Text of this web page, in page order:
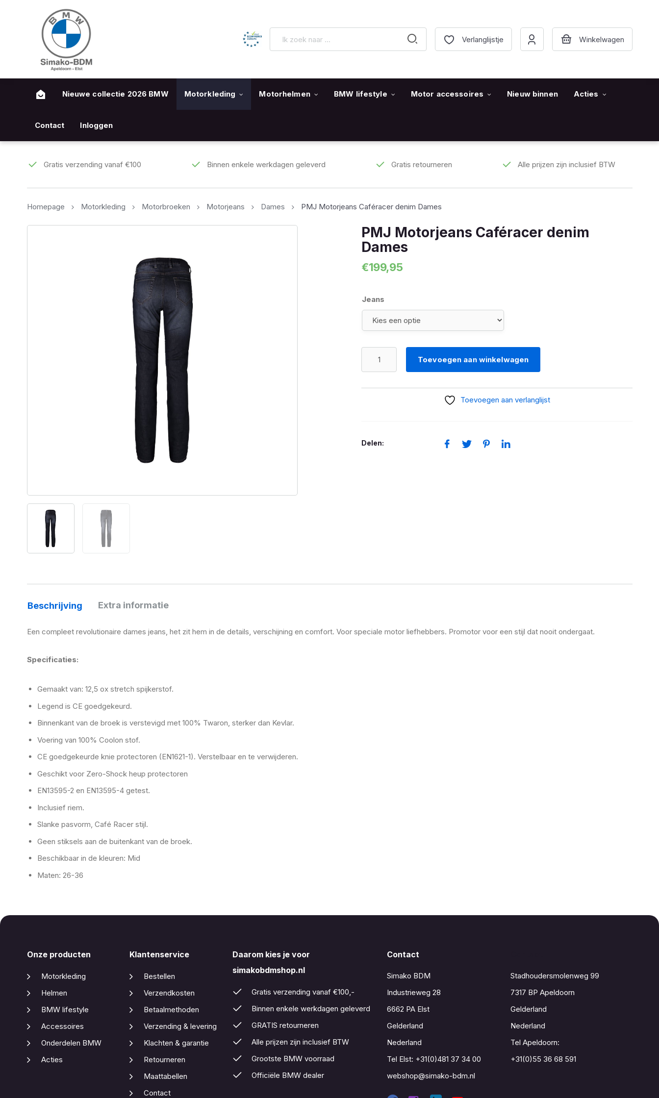
Verlanglijstje
Nieuwe collectie 2026 BMW Motorkleding Motorhelmen BMW lifestyle Motor accessoires Nieuw binnen Acties
Contact Inloggen
Gratis verzending vanaf €100 Binnen enkele werkdagen geleverd Gratis retourneren Alle prijzen zijn inclusief BTW
Homepage Motorkleding Motorbroeken Motorjeans Dames PMJ Motorjeans Caféracer denim Dames
PMJ Motorjeans Caféracer denim
Dames
€199,95
Jeans
Toevoegen aan winkelwagen
Toevoegen aan verlanglijst
Delen:
Beschrijving Extra informatie
Een compleet revolutionaire dames jeans, het zit hem in de details, verschijning en comfort. Voor speciale motor liefhebbers. Promotor voor een stijl dat nooit ondergaat.
Specificaties:
Gemaakt van: 12,5 ox stretch spijkerstof.
Legend is CE goedgekeurd.
Binnenkant van de broek is verstevigd met 100% Twaron, sterker dan Kevlar.
Voering van 100% Coolon stof.
CE goedgekeurde knie protectoren (EN1621-1). Verstelbaar en te verwijderen.
Geschikt voor Zero-Shock heup protectoren
EN13595-2 en EN13595-4 getest.
Inclusief riem.
Slanke pasvorm, Café Racer stijl.
Geen stiksels aan de buitenkant van de broek.
Beschikbaar in de kleuren: Mid
Maten: 26-36
Onze producten
Motorkleding
Helmen
BMW lifestyle
Accessoires
Onderdelen BMW
Acties
Klantenservice
Bestellen
Verzendkosten
Betaalmethoden
Verzending & levering
Klachten & garantie
Retourneren
Maattabellen
Contact
Daarom kies je voor
simakobdmshop.nl
Gratis verzending vanaf €100,-
Binnen enkele werkdagen geleverd
GRATIS retourneren
Alle prijzen zijn inclusief BTW
Grootste BMW voorraad
Officiële BMW dealer
Contact
Simako BDM
Industrieweg 28
6662 PA Elst
Gelderland
Nederland
Tel Elst: +31(0)481 37 34 00
webshop@simako-bdm.nl
Stadhoudersmolenweg 99
7317 BP Apeldoorn
Gelderland
Nederland
Tel Apeldoorn:
+31(0)55 36 68 591